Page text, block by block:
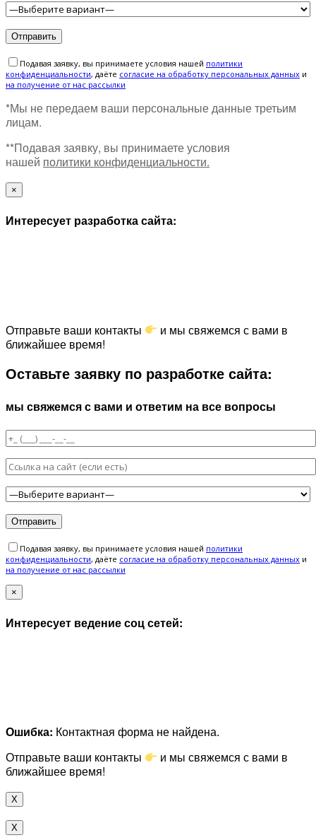
Подавая заявку, вы принимаете условия нашей политики
конфиденциальности, даёте cогласие на обработку персональных данных и
на получение от нас рассылки
*Мы не передаем ваши персональные данные третьим
лицам.
**Подавая заявку, вы принимаете условия
нашей политики конфиденциальности.
×
Интересует разработка сайта:
Отправьте ваши контакты
и мы свяжемся с вами в
ближайшее время!
Оставьте заявку по разработке сайта:
мы свяжемся с вами и ответим на все вопросы
Подавая заявку, вы принимаете условия нашей политики
конфиденциальности, даёте cогласие на обработку персональных данных и
на получение от нас рассылки
×
Интересует ведение соц сетей:
Ошибка: Контактная форма не найдена.
Отправьте ваши контакты
и мы свяжемся с вами в
ближайшее время!
X
X